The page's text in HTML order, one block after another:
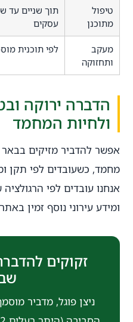
טיפול
מתוכנן
תוך שניים עד
עסקים
מעקב
ותחזוקה
לפי תוכנית
הדברה ירוקה
ולחיות המחמד
אפשר להדביר מזיקים בבאר
מחמד, כשעובדים לפי תקן
אנחנו עובדים לפי
ומידע עירוני נוסף זמין
זקוקים
ניצן פוגל, מדביר